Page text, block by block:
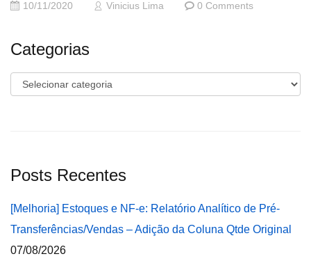
10/11/2020 Vinicius Lima 0 Comments
Categorias
Categorias
Posts Recentes
[Melhoria] Estoques e NF-e: Relatório Analítico de Pré-
Transferências/Vendas – Adição da Coluna Qtde Original
07/08/2026